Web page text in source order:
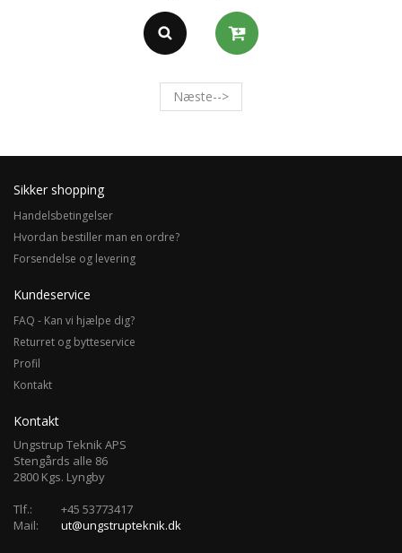
Næste-->
Sikker shopping
Handelsbetingelser
Hvordan bestiller man en ordre?
Forsendelse og levering
Kundeservice
FAQ - Kan vi hjælpe dig?
Returret og bytteservice
Profil
Kontakt
Kontakt
Ungstrup Teknik APS
Stengårds alle 86
2800 Kgs. Lyngby
Tlf.:
+45 53773417
Mail:
ut@ungstrupteknik.dk